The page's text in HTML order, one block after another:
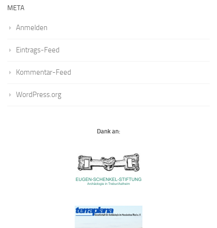
META
Anmelden
Eintrags-Feed
Kommentar-Feed
WordPress.org
Dank an: